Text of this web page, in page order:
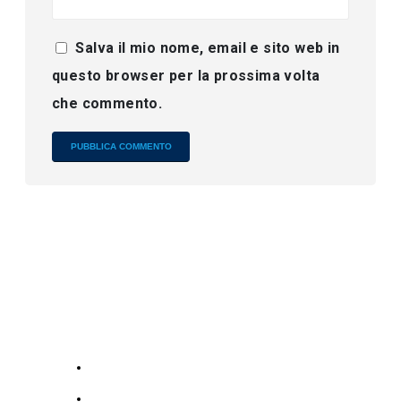
Salva il mio nome, email e sito web in
questo browser per la prossima volta
che commento.
contatti